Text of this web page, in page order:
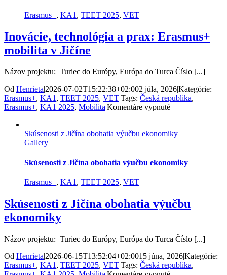
OA
v
zbierali
Malte
Erasmus+, KA1 , TEET 2025, VET
Inovácie, technológia a prax: Erasmus+
mobilita v Jičíne
Názov projektu: Turiec do Európy, Európa do Turca Číslo [...]
Od Henrieta|2026-07-02T15:22:38+02:002 júla, 2026|Kategórie:
Erasmus+, KA1 , TEET 2025, VET|Tags: Česká republika,
Erasmus+, KA1 2025, Mobilita|Komentáre vypnuténa
a
mobilita
Skúsenosti z Jičína obohatia výučbu ekonomiky
Gallery
Skúsenosti z Jičína obohatia výučbu ekonomiky
Erasmus+, KA1 , TEET 2025, VET
Skúsenosti z Jičína obohatia výučbu
ekonomiky
Názov projektu: Turiec do Európy, Európa do Turca Číslo [...]
Od Henrieta|2026-06-15T13:52:04+02:0015 júna, 2026|Kategórie:
Erasmus+, KA1 , TEET 2025, VET|Tags: Česká republika,